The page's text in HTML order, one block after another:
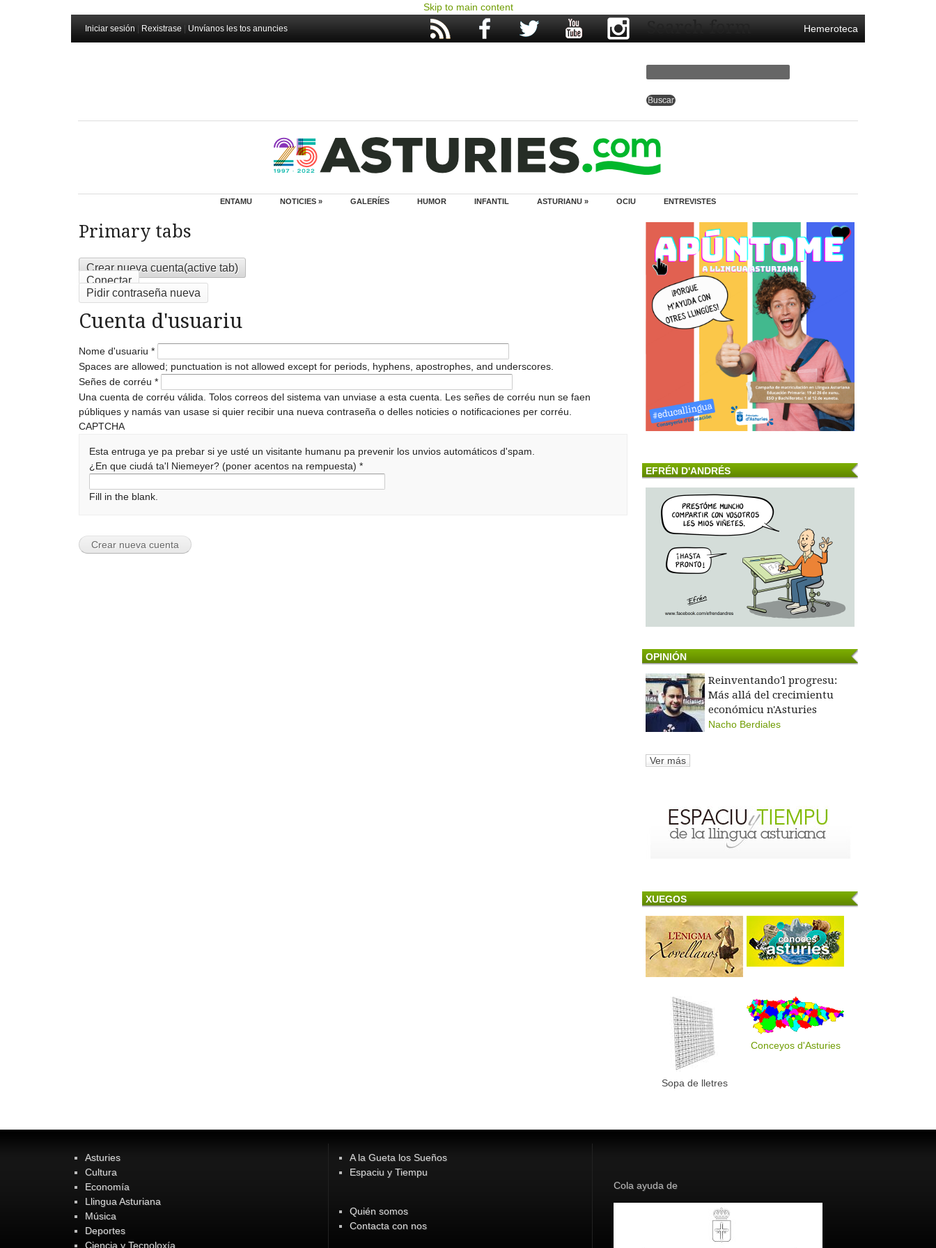
Skip to main content
Iniciar sesión Rexistrase Unvíanos les tos anuncies Hemeroteca
Search form
ENTAMU NOTICIES » GALERÍES HUMOR INFANTIL ASTURIANU » OCIU ENTREVISTES
Primary tabs
Crear nueva cuenta(active tab)
Conectar
Pidir contraseña nueva
Cuenta d'usuariu
Nome d'usuariu *
Spaces are allowed; punctuation is not allowed except for periods, hyphens, apostrophes, and underscores.
Señes de corréu *
Una cuenta de corréu válida. Tolos correos del sistema van unviase a esta cuenta. Les señes de corréu nun se faen
públiques y namás van usase si quier recibir una nueva contraseña o delles noticies o notificaciones per corréu.
CAPTCHA
Esta entruga ye pa prebar si ye usté un visitante humanu pa prevenir los unvios automáticos d'spam.
¿En que ciudá ta'l Niemeyer? (poner acentos na rempuesta)*
Fill in the blank.
EFRÉN D'ANDRÉS
OPINIÓN
Reinventando'l progresu:
Más allá del crecimientu
económicu n'Asturies
Nacho Berdiales
Ver más
XUEGOS
Sopa de lletres
Conceyos d'Asturies
Asturies
Cultura
Economía
Llingua Asturiana
Música
Deportes
Ciencia y Tecnoloxía
A la Gueta los Sueños
Espaciu y Tiempu
Quién somos
Contacta con nos
Cola ayuda de